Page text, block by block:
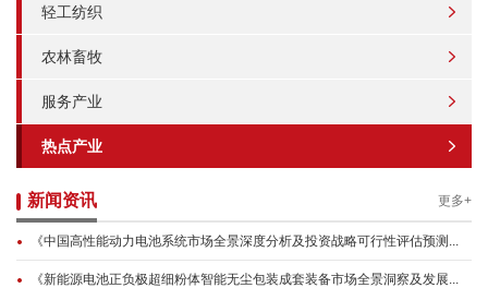
轻工纺织
农林畜牧
服务产业
热点产业
新闻资讯 更多+
《中国高性能动力电池系统市场全景深度分析及投资战略可行性评估预测...
《新能源电池正负极超细粉体智能无尘包装成套装备市场全景洞察及发展...